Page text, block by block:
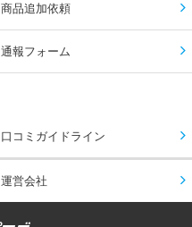
商品追加依頼
通報フォーム
口コミガイドライン
運営会社